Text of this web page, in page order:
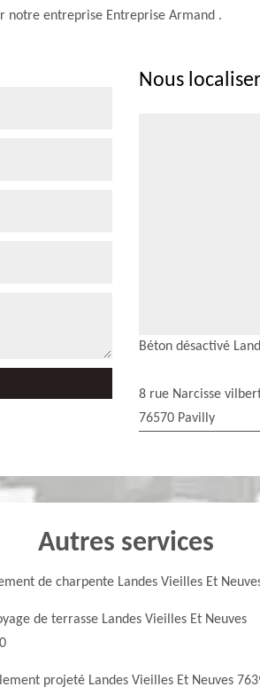
notre entreprise Entreprise Armand .
Nous localiser
Béton désactivé
8 rue Narcisse
76570 Pavilly
Autres services
de charpente Landes Vieilles Et
de terrasse Landes Vieilles Et Neuves
projeté Landes Vieilles Et Neuves